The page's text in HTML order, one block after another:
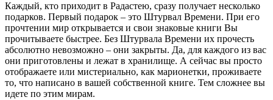
Каждый, кто приходит в Радастею, сразу получает несколько
подарков. Первый подарок – это Штурвал Времени. При его
прочтении мир открывается и свои знаковые книги Вы
прочитываете быстрее. Без Штурвала Времени их прочесть
абсолютно невозможно – они закрыты. Да, для каждого из вас
они приготовлены и лежат в хранилище. А сейчас вы просто
отображаете или мистериально, как марионетки, проживаете
то, что написано в вашей собственной книге. Тем сложнее вы
идете по этим мирам.